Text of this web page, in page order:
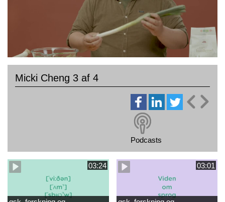
Micki Cheng 3 af 4
Podcasts
03:24 03:01